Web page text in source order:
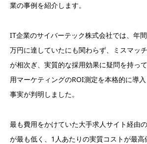
業の事例を紹介します。
IT企業のサイバーテック株式会社では、年
万円に達していたにも関わらず、ミスマッ
が相次ぎ、実質的な採用効果に疑問を持っ
用マーケティングのROI測定を本格的に導
事実が判明しました。
最も費用をかけていた大手求人サイト経由
が最も低く、1人あたりの実質コストが最